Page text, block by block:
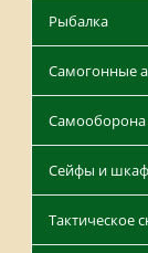
Рыбалка
Самогонные
Самооборона
Сейфы и
Тактическое